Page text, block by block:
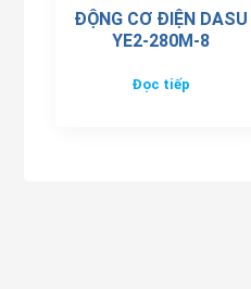
ĐỘNG CƠ ĐIỆN DASU
YE2-280M-8
Đọc tiếp